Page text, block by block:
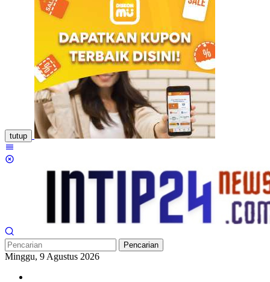
tutup
Pencarian
Minggu, 9 Agustus 2026